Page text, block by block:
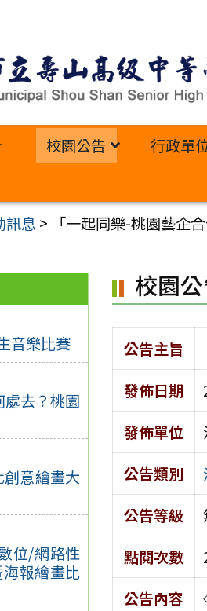
校園公告 行政單
訊息 > 「一起同樂-桃園藝企
音樂比賽
去？桃園
意繪畫大
位/網路性
報繪畫比
校園
公告主旨
發佈日期
發佈單位
公告類別
公告等級
點閱次數
公告內容